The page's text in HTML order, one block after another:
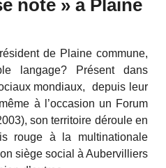
note » à Plaine
de Plaine commune,
langage? Présent dans
mondiaux, depuis leur
à l’occasion un Forum
son territoire déroule en
rouge à la multinationale
siège social à Aubervilliers